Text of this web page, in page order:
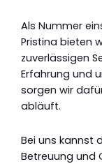
Als Nummer
Pristina bieten
zuverlässigen
Erfahrung und
sorgen wir
abläuft.
Bei uns kannst
Betreuung und